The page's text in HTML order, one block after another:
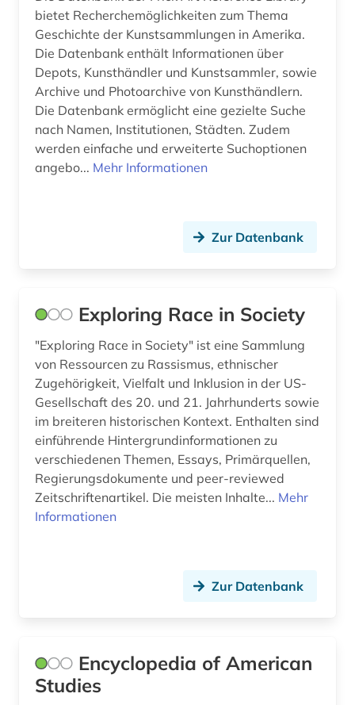
geschichte 1945-1991 (1)
geschichte 1945-1995 (2)
geschichte 1945-2004 (1)
geschichte <1639-1800> (1)
geschichte anfänge-2000 (1)
gesetzgebung (2)
gewerkschaft (2)
grafik (1)
graphic novel (1)
gras (1)
griechenland (1)
handelsrecht (1)
bietet Recherchemöglichkeiten zum Thema
Geschichte der Kunstsammlungen in Amerika.
Die Datenbank enthält Informationen über
Depots, Kunsthändler und Kunstsammler, sowie
Archive und Photoarchive von Kunsthändlern.
Die Datenbank ermöglicht eine gezielte Suche
nach Namen, Institutionen, Städten. Zudem
werden einfache und erweiterte Suchoptionen
angebo... Mehr Informationen
Zur Datenbank
Exploring Race in Society
"Exploring Race in Society" ist eine Sammlung
von Ressourcen zu Rassismus, ethnischer
Zugehörigkeit, Vielfalt und Inklusion in der US-
Gesellschaft des 20. und 21. Jahrhunderts sowie
im breiteren historischen Kontext. Enthalten sind
einführende Hintergrundinformationen zu
verschiedenen Themen, Essays, Primärquellen,
Regierungsdokumente und peer-reviewed
Zeitschriftenartikel. Die meisten Inhalte... Mehr
Informationen
Zur Datenbank
Encyclopedia of American
Studies